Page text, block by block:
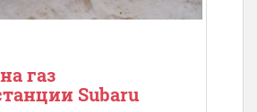
газ
Subaru